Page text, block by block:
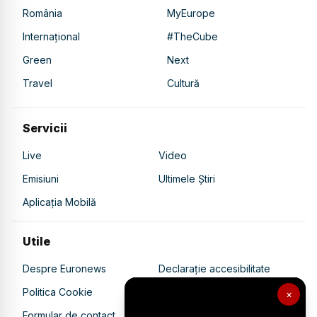
×
România
MyEurope
Internațional
#TheCube
Green
Next
Travel
Cultură
Servicii
Live
Video
Emisiuni
Ultimele Știri
Aplicația Mobilă
Utile
Despre Euronews
Declarație accesibilitate
Politica Cookie
Politica de confidențialitate